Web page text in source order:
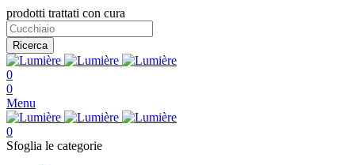
prodotti trattati con cura
Ricerca
0
0
Menu
0
Sfoglia le categorie